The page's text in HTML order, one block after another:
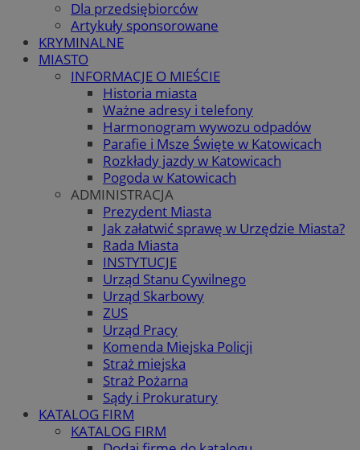
Dla przedsiębiorców
Artykuły sponsorowane
KRYMINALNE
MIASTO
INFORMACJE O MIEŚCIE
Historia miasta
Ważne adresy i telefony
Harmonogram wywozu odpadów
Parafie i Msze Święte w Katowicach
Rozkłady jazdy w Katowicach
Pogoda w Katowicach
ADMINISTRACJA
Prezydent Miasta
Jak załatwić sprawę w Urzędzie Miasta?
Rada Miasta
INSTYTUCJE
Urząd Stanu Cywilnego
Urząd Skarbowy
ZUS
Urząd Pracy
Komenda Miejska Policji
Straż miejska
Straż Pożarna
Sądy i Prokuratury
KATALOG FIRM
KATALOG FIRM